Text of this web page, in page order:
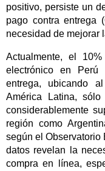
positivo, persiste un
pago contra entrega
necesidad de mejorar
Actualmente, el
electrónico en Perú
entrega, ubicando
América Latina,
considerablemente
región como
según el Observatorio
datos revelan la
compra en línea,